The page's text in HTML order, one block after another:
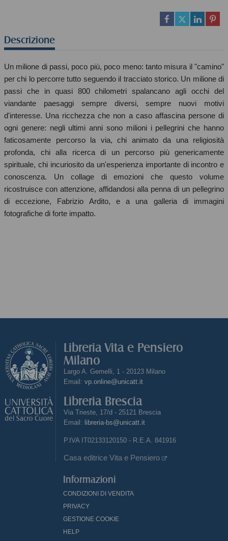
Descrizione
Un milione di passi, poco più, poco meno: tanto misura il "camino"
per chi lo percorre tutto seguendo il tracciato storico. Un milione di
passi che in quasi 800 chilometri spalancano agli occhi del
viandante paesaggi sempre diversi, sempre nuovi motivi
d'interesse. Una ricchezza che non a caso affascina persone di
ogni genere: negli ultimi anni sono milioni i pellegrini che hanno
faticosamente percorso la via, chi animato da una religiosità
profonda, chi alla ricerca di un percorso più genericamente
spirituale, chi incuriosito da un'esperienza importante di incontro e
conoscenza. Un collage di emozioni che questo volume
ricostruisce con attenzione, affidandosi alla penna di un pellegrino
di eccezione, Fabrizio Ardito, e a una galleria di immagini
fotografiche di forte impatto.
Libreria Vita e Pensiero
Milano
Largo A. Gemelli, 1 - 20123 Milano
Email: vp.online@unicatt.it
Libreria Brescia
Via Trieste, 17/d - 25121 Brescia
Email: libreria-bs@unicatt.it
P.IVA IT02133120150 - R.E.A. 841916
Casa editrice Vita e Pensiero
Informazioni
CONDIZIONI DI VENDITA
PRIVACY
GESTIONE COOKIE
HELP